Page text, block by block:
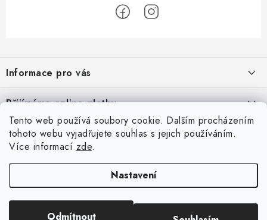
Tento web používá soubory cookie. Dalším procházením
tohoto webu vyjadřujete souhlas s jejich používáním.
Více informací zde.
Nastavení
Odmítnout
p
a
t
Informace pro vás
Časté dotazy
Obchodní podmínky
Podmínky ochrany osobních údajů
Prodávané značky
Napište nám
Přijímáme online platby
Facebook
Dotazník
nabídce?
Firemnímed BARTS Technologies